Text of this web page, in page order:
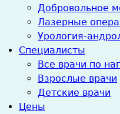
Добровольное
Лазерные
Урология-
Специалисты
Все врачи по
Взрослые врачи
Детские врачи
Цены